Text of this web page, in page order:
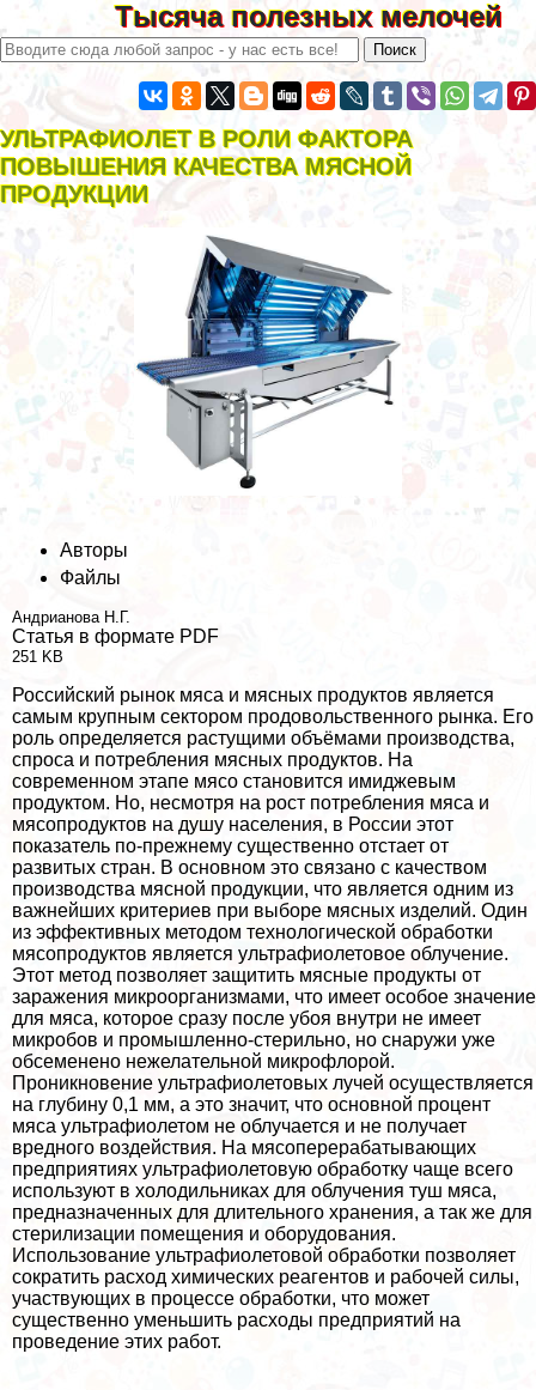
Тысяча полезных мелочей
УЛЬТРАФИОЛЕТ В РОЛИ ФАКТОРА
ПОВЫШЕНИЯ КАЧЕСТВА МЯСНОЙ
ПРОДУКЦИИ
Авторы
Файлы
Андрианова Н.Г.
Статья в формате PDF
251 KB
Российский рынок мяса и мясных продуктов является
самым крупным сектором продовольственного рынка. Его
роль определяется растущими объёмами производства,
спроса и потрeбления мясных продуктов. На
современном этапе мясо становится имиджевым
продуктом. Но, несмотря на рост потрeбления мяса и
мясопродуктов на душу населения, в России этот
показатель по-прежнему существенно отстает от
развитых стран. В основном это связано с качеством
производства мясной продукции, что является одним из
важнейших критериев при выборе мясных изделий. Один
из эффективных методом технологической обработки
мясопродуктов является ультрафиолетовое облучение.
Этот метод позволяет защитить мясные продукты от
заражения микроорганизмами, что имеет особое значение
для мяса, которое сразу после убоя внутри не имеет
микробов и промышленно-стерильно, но снаружи уже
обсеменено нежелательной микрофлорой.
Проникновение ультрафиолетовых лучей осуществляется
на глубину 0,1 мм, а это значит, что основной процент
мяса ультрафиолетом не облучается и не получает
вредного воздействия. На мясопереpaбатывающих
предприятиях ультрафиолетовую обработку чаще всего
используют в холодильниках для облучения туш мяса,
предназначенных для длительного хранения, а так же для
стерилизации помещения и оборудования.
Использование ультрафиолетовой обработки позволяет
сократить расход химических реагентов и рабочей силы,
участвующих в процессе обработки, что может
существенно уменьшить расходы предприятий на
проведение этих работ.